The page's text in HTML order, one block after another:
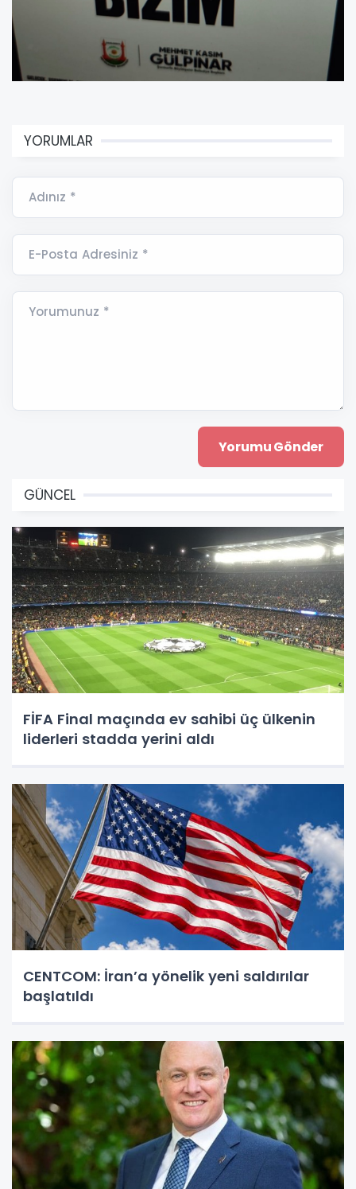
YORUMLAR
Adınız *
E-Posta Adresiniz *
Yorumunuz *
GÜNCEL
FİFA Final maçında ev sahibi üç ülkenin
liderleri stadda yerini aldı
CENTCOM: İran’a yönelik yeni saldırılar
başlatıldı